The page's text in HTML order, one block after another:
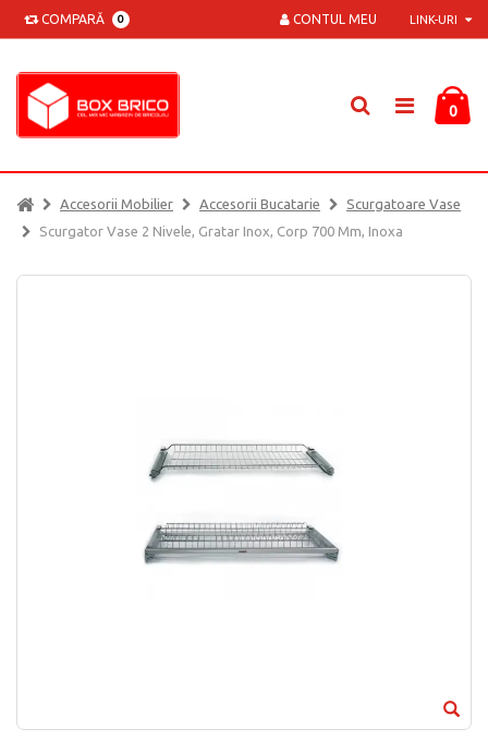
COMPARĂ 0 LINK-URI
CONTUL MEU
0
Accesorii Mobilier Accesorii Bucatarie
Scurgatoare Vase
Scurgator Vase 2 Nivele, Gratar Inox, Corp 700 Mm, Inoxa